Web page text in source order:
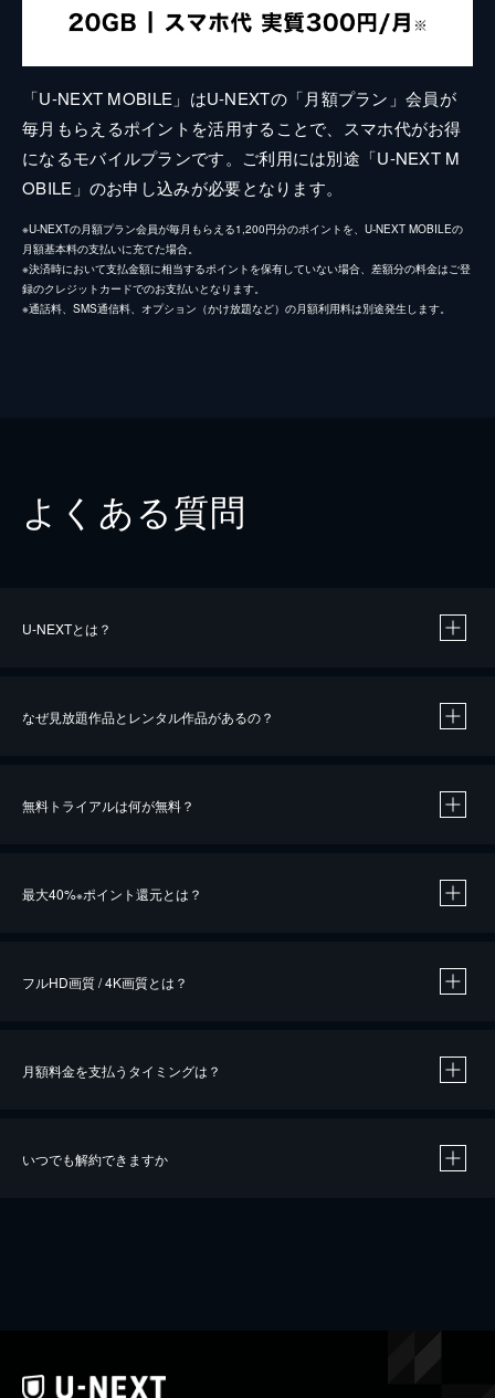
「U-NEXT MOBILE」はU-NEXTの「月額プラン」会員が
毎月もらえるポイントを活用することで、スマホ代がお得
になるモバイルプランです。ご利用には別途「U-NEXT M
OBILE」のお申し込みが必要となります。
※U-NEXTの月額プラン会員が毎月もらえる1,200円分のポイントを、U-NEXT MOBILEの
月額基本料の支払いに充てた場合。
※決済時において支払金額に相当するポイントを保有していない場合、差額分の料金はご登
録のクレジットカードでのお支払いとなります。
※通話料、SMS通信料、オプション（かけ放題など）の月額利用料は別途発生します。
よくある質問
U-NEXTとは？
なぜ見放題作品とレンタル作品があるの？
無料トライアルは何が無料？
最大40%※ポイント還元とは？
※40％ポイント還元の対象は、クレジットカード決済による作品の購入 / レンタルです。
フルHD画質 / 4K画質とは？
月額料金を支払うタイミングは？
いつでも解約できますか